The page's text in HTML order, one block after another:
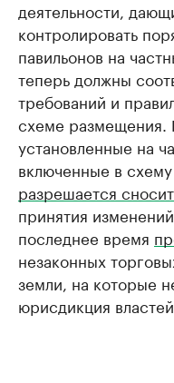
деятельности,
контролировать
павильонов на
теперь должны
требований и
схеме размещения.
установленные на
включенные в
разрешается
принятия
последнее время
незаконных
земли, на которые
юрисдикция